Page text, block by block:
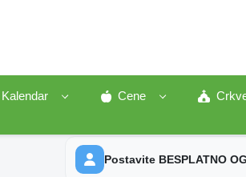
Kalendar Cene
Postavite BESPLATNO